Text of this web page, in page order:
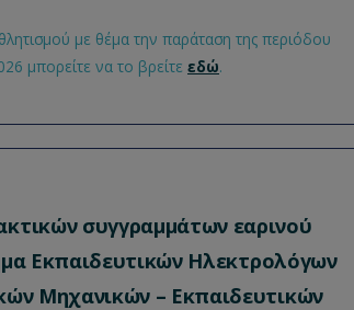
με θέμα την παράταση της περιόδου
μπορείτε να το βρείτε εδώ.
συγγραμμάτων εαρινού
Εκπαιδευτικών Ηλεκτρολόγων
Μηχανικών – Εκπαιδευτικών